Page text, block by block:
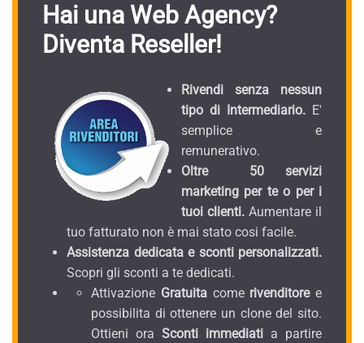
Hai una Web Agency?
Diventa Reseller!
Rivendi senza nessun
tipo di Intermediario. E'
semplice e
remunerativo.
Oltre 50 servizi
marketing per te o per i
tuoi clienti. Aumentare il
tuo fatturato non è mai stato cosi facile.
Assistenza dedicata e sconti personalizzati.
Scopri gli sconti a te dedicati.
Attivazione Gratuitacomerivenditoree
possibilita di ottenere un clone del sito.
Ottieni ora Sconti immediati a partire